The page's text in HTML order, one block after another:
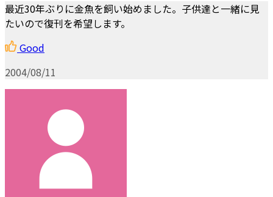
最近30年ぶりに金魚を飼い始めました。子供達と一緒に見
たいので復刊を希望します。
Good
2004/08/11